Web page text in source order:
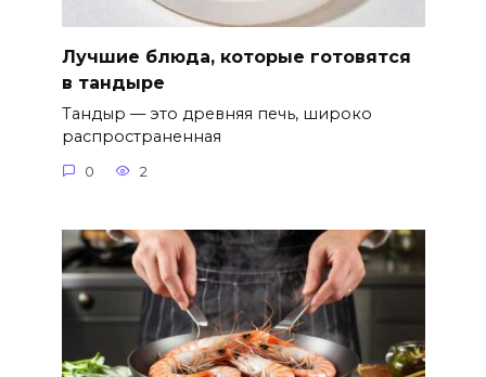
Лучшие блюда, которые готовятся
в тандыре
Тандыр — это древняя печь, широко
распространенная
0 2